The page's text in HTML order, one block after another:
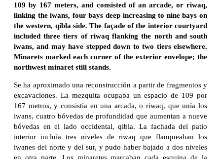
109 by 167 meters, and consisted of an arcade, or riwaq,
linking the iwans, four bays deep increasing to nine bays on
the western, qibla side. The façade of the interior courtyard
included three tiers of riwaq flanking the north and south
iwans, and may have stepped down to two tiers elsewhere.
Minarets marked each corner of the exterior envelope; the
northwest minaret still stands.
Se ha aproximado una reconstrucción a partir de fragmentos y
excavaciones. La mezquita ocupaba un espacio de 109 por
167 metros, y consistía en una arcada, o riwaq, que unía los
iwans, cuatro bóvedas de profundidad que aumentan a nueve
bóvedas en el lado occidental, qibla. La fachada del patio
interior incluía tres niveles de riwaq que flanqueaban los
iwanes del norte y del sur, y pudo haber bajado a dos niveles
en otra parte. Los minaretes marcaban cada esquina de la